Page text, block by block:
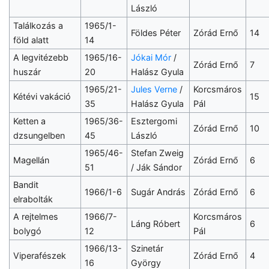
László
Találkozás a
föld alatt
1965/1-
14
Földes Péter Zórád Ernő 14
A legvitézebb
huszár
1965/16-
20
Jókai Mór/
Halász Gyula
Zórád Ernő 7
Kétévi vakáció
1965/21-
35
Jules Verne/
Halász Gyula
Korcsmáros
Pál
15
Ketten a
dzsungelben
1965/36-
45
Esztergomi
László
Zórád Ernő 10
Magellán
1965/46-
51
Stefan Zweig
/ Ják Sándor
Zórád Ernő 6
Bandit
elrabolták
1966/1-6 Sugár András Zórád Ernő 6
A rejtelmes
bolygó
1966/7-
12
Láng Róbert
Korcsmáros
Pál
6
Viperafészek
1966/13-
16
Szinetár
György
Zórád Ernő 4